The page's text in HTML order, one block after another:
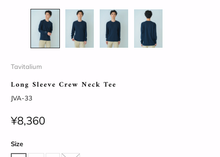
Tavitalium
Long Sleeve Crew Neck Tee
JVA-33
¥8,360
Size